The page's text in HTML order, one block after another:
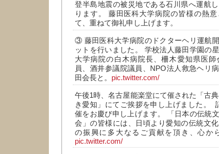
登半島地震の被災地である石川県へ運航
ります。 藤田医科大学病院の皆様の熱
て、重ねて御礼申し上げます。
③ 藤田医科大学病院のドクターヘリ運航
ットを行いました。 学校法人藤田学園の
大学病院の白木病院長、柵木愛知県医
員、酒井参議院議員、NPO法人救急ヘリ
田会長と。 pic.twitter.com/
午後1時、名古屋能楽堂にて催された「古
き愛知」にてご挨拶を申し上げました。
催をお慶び申し上げます。 「日本の伝統
会」の皆様には、日頃より愛知の伝統文
の振興に多大なるご貢献を頂き、心か
pic.twitter.com/